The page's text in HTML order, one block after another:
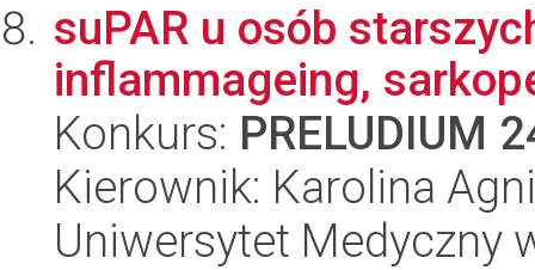
suPAR u osób
inflammageing,
Konkurs: PRELUDIUM
Kierownik: Karolina
Uniwersytet Medyczny